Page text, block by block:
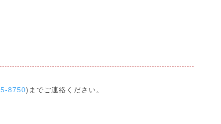
8750)までご連絡ください。